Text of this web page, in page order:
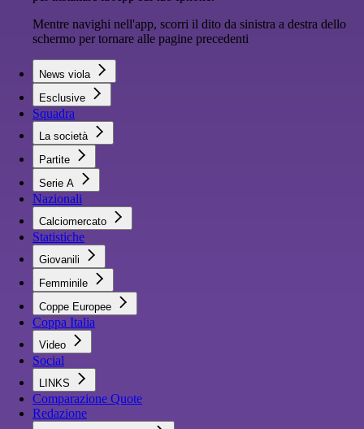
Mentre navighi nell'app, scorri il dito da sinistra a destra dello
schermo per tornare alle pagine precedenti
News viola
Esclusive
Squadra
La società
Partite
Serie A
Nazionali
Calciomercato
Statistiche
Giovanili
Femminile
Coppe Europee
Coppa Italia
Video
Social
LINKS
Comparazione Quote
Redazione